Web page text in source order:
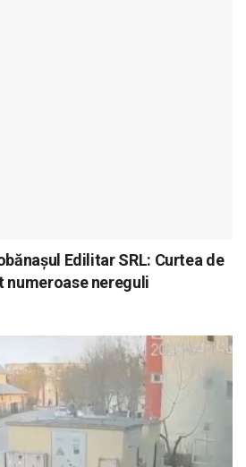
Edilitar SRL: Curtea de
numeroase nereguli